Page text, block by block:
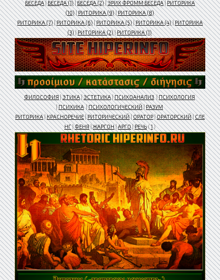
БЕСЕДА|БЕСЕДА (1)|БЕСЕДА (2)|ЭРИХ ФРОММ БЕСЕДА|РИТОРИКА
(10)|РИТОРИКА (9)|РИТОРИКА (8)
РИТОРИКА (7)|РИТОРИКА (6)|РИТОРИКА (5)|РИТОРИКА (4)|РИТОРИКА
(3)|РИТОРИКА (2)|РИТОРИКА (1)
ФИЛОСОФИЯ|ЭТИКА|ЭСТЕТИКА|ПСИХОАНАЛИЗ|ПСИХОЛОГИЯ
|ПСИХИКА|ПСИХОЛОГИЧЕСКИЙ|РАЗУМ
РИТОРИКА|КРАСНОРЕЧИЕ|РИТОРИЧЕСКИЙ|ОРАТОР|ОРАТОРСКИЙ|СЛЕ
НГ|ФЕНЯ|ЖАРГОН|АРГО|РЕЧЬ(1)